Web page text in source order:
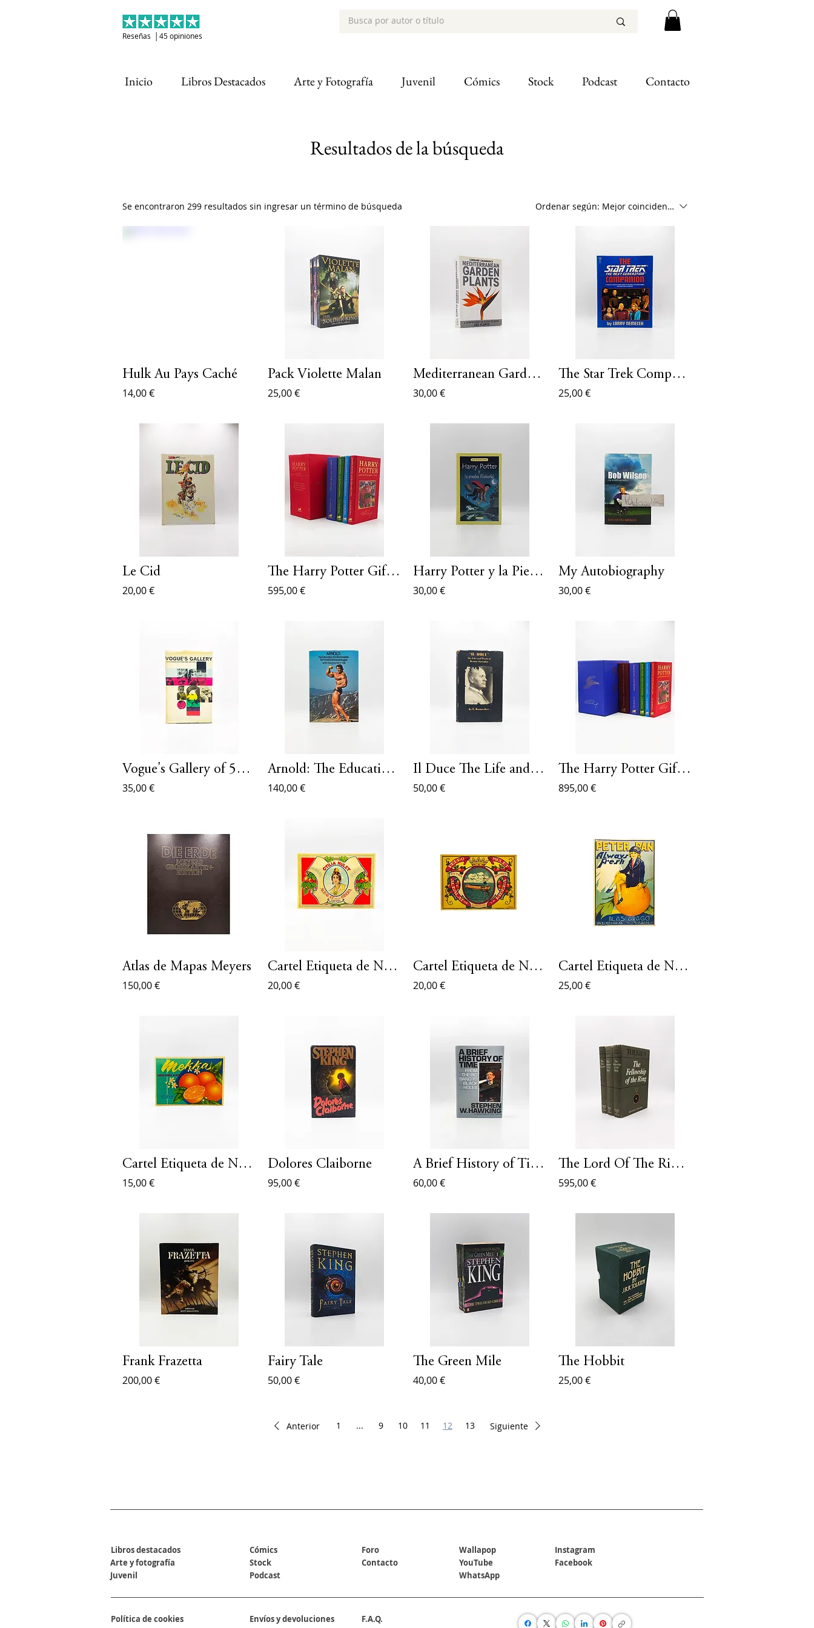
Reseñas │45 opiniones
Inicio Libros Destacados Arte y Fotografía Juvenil Cómics Stock Podcast Contacto
Resultados de la búsqueda
Se encontraron 299 resultados sin ingresar un término de búsqueda Ordenar según: Mejor coincidencia
Hulk Au Pays Caché
14,00 €
Pack Violette Malan
25,00 €
Mediterranean Garden Plants
30,00 €
The Star Trek Companion
25,00 €
Le Cid
20,00 €
The Harry Potter Gift Set Luxurious
595,00 €
Harry Potter y la Piedra Filosofal
30,00 €
My Autobiography
30,00 €
Vogue's Gallery of 50 Famous Authors and Artists
35,00 €
Arnold: The Education of a Bodybuilder by Arnold Schwarzenegger
140,00 €
Il Duce The Life and Work of Benito Mussolini
50,00 €
The Harry Potter Gift Set Luxurious
895,00 €
Atlas de Mapas Meyers
150,00 €
Cartel Etiqueta de Naranjas
20,00 €
Cartel Etiqueta de Naranjas
20,00 €
Cartel Etiqueta de Naranjas Peter Pan
25,00 €
Cartel Etiqueta de Naranjas Mekka
15,00 €
Dolores Claiborne
95,00 €
A Brief History of Time
60,00 €
The Lord Of The Rings Trilogy
595,00 €
Frank Frazetta
200,00 €
Fairy Tale
50,00 €
The Green Mile
40,00 €
The Hobbit
25,00 €
Anterior 1 ... 9 10 11 12 13 Siguiente
Libros destacados
Arte y fotografía
Juvenil
Cómics
Stock
Foro
Contacto
Podcast
Wallapop
YouTube
WhatsApp
Instagram
Facebook
Política de cookies
Envíos y devoluciones
F.A.Q.